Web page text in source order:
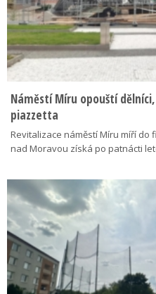
Náměstí Míru opouští
piazzetta
Revitalizace náměstí Míru míří do
nad Moravou získá po patnácti